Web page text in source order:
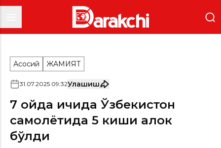
Асосий ЖАМИЯТ
31.07.2025 09:32Улашиш
7 ойда ичида Ўзбекистон
самолётида 5 киши ҳалок
бўлди